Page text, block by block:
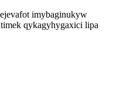
imybaginukyw
qykagyhygaxici lipa